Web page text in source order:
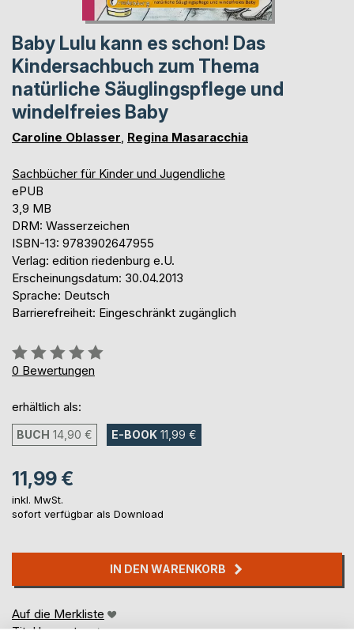
Baby Lulu kann es schon! Das
Kindersachbuch zum Thema
natürliche Säuglingspflege und
windelfreies Baby
Caroline Oblasser, Regina Masaracchia
Sachbücher für Kinder und Jugendliche
ePUB
3,9 MB
DRM: Wasserzeichen
ISBN-13: 9783902647955
Verlag: edition riedenburg e.U.
Erscheinungsdatum: 30.04.2013
Sprache: Deutsch
Barrierefreiheit: Eingeschränkt zugänglich
Bewertung::
0%
0 Bewertungen
erhältlich als:
BUCH 14,90 € E-BOOK 11,99 €
11,99 €
inkl. MwSt.
sofort verfügbar als Download
IN DEN WARENKORB
Auf die Merkliste
Titel bewerten